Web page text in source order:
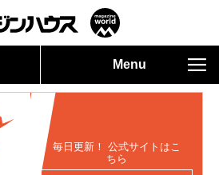
Menu
毎日更新！ 公式サイトはこ
ちら